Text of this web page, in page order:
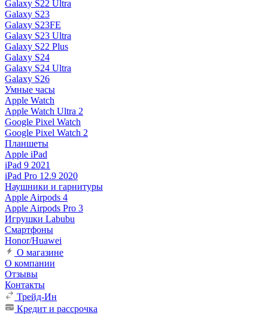
Galaxy S22 Ultra
Galaxy S23
Galaxy S23FE
Galaxy S23 Ultra
Galaxy S22 Plus
Galaxy S24
Galaxy S24 Ultra
Galaxy S26
Умные часы
Apple Watch
Apple Watch Ultra 2
Google Pixel Watch
Google Pixel Watch 2
Планшеты
Apple iPad
iPad 9 2021
iPad Pro 12.9 2020
Наушники и гарнитуры
Apple Airpods 4
Apple Airpods Pro 3
Игрушки Labubu
Смартфоны
Honor/Huawei
О магазине
О компании
Отзывы
Контакты
Трейд-Ин
Кредит и рассрочка